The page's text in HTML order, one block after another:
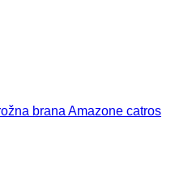
brana Amazone catros